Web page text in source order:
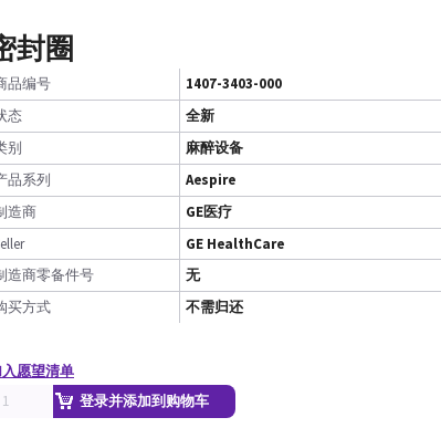
封圈
品编号
1407-3403-000
态
全新
别
麻醉设备
品系列
Aespire
造商
GE医疗
GE HealthCare
造商零备件号
无
买方式
不需归还
愿望清单
登录并添加到购物车